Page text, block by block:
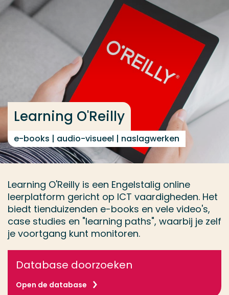
Ga direct naar de content
... > Learning O'Reilly
Learning O'Reilly
e-books | audio-visueel | naslagwerken
Learning O'Reilly is een Engelstalig online
leerplatform gericht op ICT vaardigheden. Het
biedt tienduizenden e-books en vele video's,
case studies en "learning paths", waarbij je zelf
je voortgang kunt monitoren.
Database doorzoeken
Open de database
Veel gezocht
Opleiding
Contact